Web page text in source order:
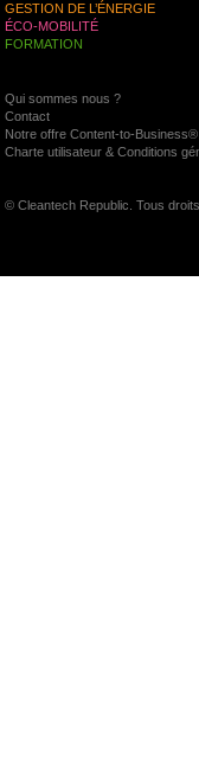
GESTION DE L’ÉNERGIE
ÉCO-MOBILITÉ
FORMATION
Qui sommes nous ?
Contact
Notre offre Content-to-Business®
Charte utilisateur & Conditions
© Cleantech Republic. Tous